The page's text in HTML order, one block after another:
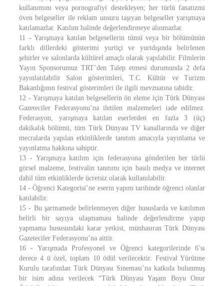
kullanımını veya pornografiyi destekleyen; her türlü fanatizmi
öven belgeseller ile reklam unsuru taşıyan belgeseller yarışmaya
katılamazlar. Katılım halinde değerlendirmeye alınmazlar.
11 - Yarışmaya katılan belgesellerin tümü veya bir bölümünün
farklı dillerdeki gösterimi yurtiçi ve yurtdışında belirlenen
şehirler ve salonlarda kültürel amaçlı olarak yapılabilir. Filmlerin
Yayın Sponsorumuz TRT’den Talep etmesi durumunda 2 defa
yayınlatılabilir Salon gösterimleri, T.C. Kültür ve Turizm
Bakanlığının festival gösterimleri ile ilgili mevzuatına tabidir.
12 - Yarışmaya katılan belgesellerin ön eleme için Türk Dünyası
Gazeteciler Federasyonu’na iletilen malzemeleri iade edilmez.
Federasyon, yarışmaya katılan eserlerden en fazla 3 (üç)
dakikalık bölümü, tüm Türk Dünyası TV kanallarında ve diğer
mecralarda yapılan etkinliklerde tanıtım amacıyla yayınlama ve
yayınlatma hakkına sahiptir.
13 - Yarışmaya katılım için federasyona gönderilen her türlü
görsel malzeme, festivalin tanıtımı için basılı medya ve internet
dahil tüm etkinliklerde ücretsiz olarak kullanılabilir.
14 - Öğrenci Kategorisi’ne eserin yapım tarihinde öğrenci olanlar
katılabilir.
15 - Bu şartnamede belirlenmeyen diğer hususlarda ve katılımın
belirli bir sayıya ulaşmaması halinde değerlendirme yapıp
yapmama hususundaki karar yetkisi, münhasıran Türk Dünyası
Gazeteciler Federasyonu’na aittir.
16 - Yarışmada Profesyonel ve Öğrenci kategorilerinde 6’sı
derece 4 ü özel, toplam 10 ödül verilecektir. Festival Yürütme
Kurulu tarafından Türk Dünyası Sineması’na katkıda bulunmuş
bir isim adına verilecek “Türk Dünyası Yaşam Boyu Onur